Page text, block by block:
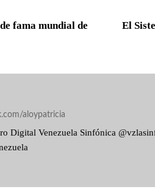
fama mundial de
El
aloypatricia
Digital Venezuela Sinfónica